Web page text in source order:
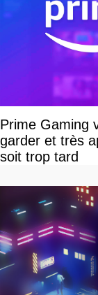
Prime Gaming
garder et très
soit trop tard